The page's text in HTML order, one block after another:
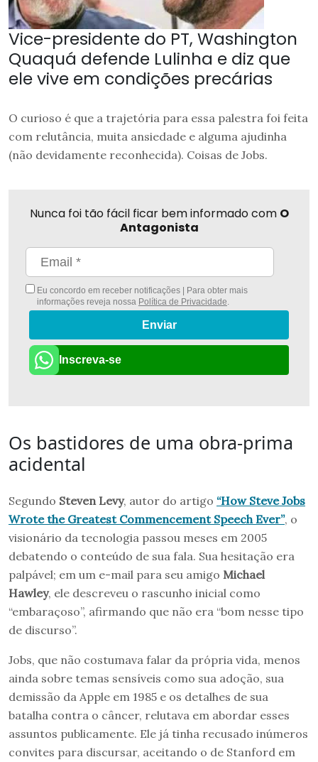
Vice-presidente do PT, Washington
Quaquá defende Lulinha e diz que
ele vive em condições precárias
O curioso é que a trajetória para essa palestra foi feita
com relutância, muita ansiedade e alguma ajudinha
(não devidamente reconhecida). Coisas de Jobs.
Nunca foi tão fácil ficar bem informado com O
Antagonista
Eu concordo em receber notificações | Para obter mais
informações reveja nossa Política de Privacidade.
Enviar
Inscreva-se
Os bastidores de uma obra-prima
acidental
Segundo Steven Levy, autor do artigo “How Steve Jobs
Wrote the Greatest Commencement Speech Ever”, o
visionário da tecnologia passou meses em 2005
debatendo o conteúdo de sua fala. Sua hesitação era
palpável; em um e-mail para seu amigo Michael
Hawley, ele descreveu o rascunho inicial como
“embaraçoso”, afirmando que não era “bom nesse tipo
de discurso”.
Jobs, que não costumava falar da própria vida, menos
ainda sobre temas sensíveis como sua adoção, sua
demissão da Apple em 1985 e os detalhes de sua
batalha contra o câncer, relutava em abordar esses
assuntos publicamente. Ele já tinha recusado inúmeros
convites para discursar, aceitando o de Stanford em